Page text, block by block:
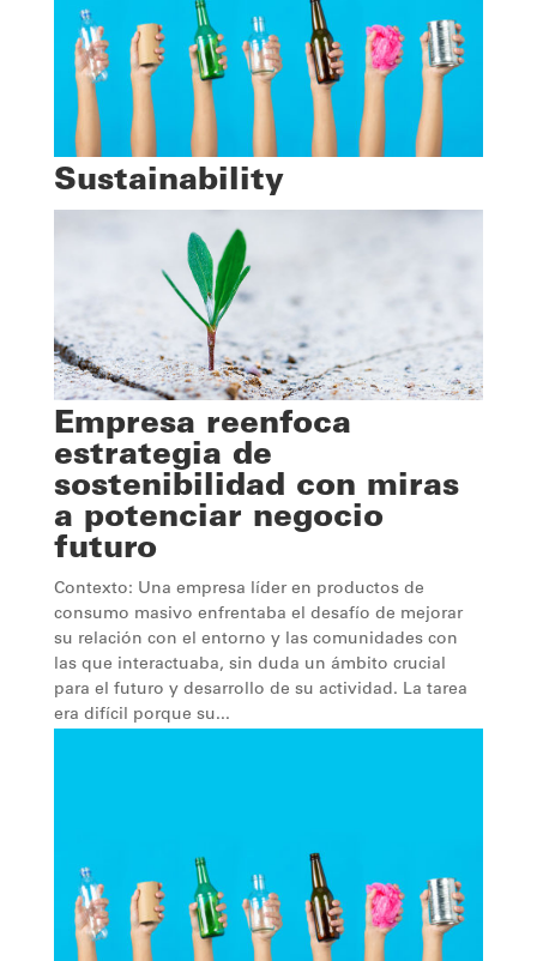
Sustainability
Empresa reenfoca
estrategia de
sostenibilidad con miras
a potenciar negocio
futuro
Contexto: Una empresa líder en productos de
consumo masivo enfrentaba el desafío de mejorar
su relación con el entorno y las comunidades con
las que interactuaba, sin duda un ámbito crucial
para el futuro y desarrollo de su actividad. La tarea
era difícil porque su...